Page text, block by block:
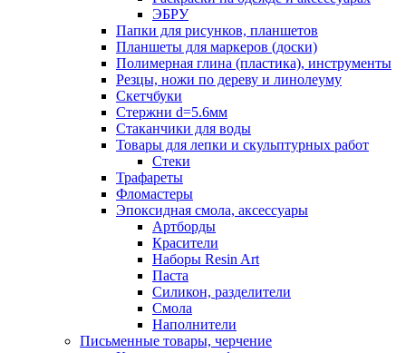
ЭБРУ
Папки для рисунков, планшетов
Планшеты для маркеров (доски)
Полимерная глина (пластика), инструменты
Резцы, ножи по дереву и линолеуму
Скетчбуки
Стержни d=5.6мм
Стаканчики для воды
Товары для лепки и скульптурных работ
Стеки
Трафареты
Фломастеры
Эпоксидная смола, аксессуары
Артборды
Красители
Наборы Resin Art
Паста
Силикон, разделители
Смола
Наполнители
Письменные товары, черчение